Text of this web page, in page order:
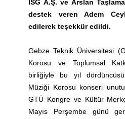
İSG A.Ş. ve Arslan
destek veren Adem
edilerek teşekkür edildi.
Gebze Teknik Üniversitesi
Korosu ve Toplumsal
birliğiyle bu yıl
Müziği Korosu konseri
GTÜ Kongre ve Kültür
Mayıs Perşembe günü